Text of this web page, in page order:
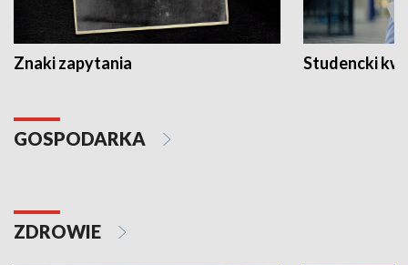
Znaki zapytania Studencki
GOSPODARKA
ZDROWIE